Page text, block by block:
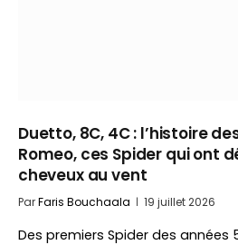
Duetto, 8C, 4C : l’histoire
Romeo, ces Spider qui ont
cheveux au vent
ParFaris Bouchaala 19 juillet 2026
Des premiers Spider des